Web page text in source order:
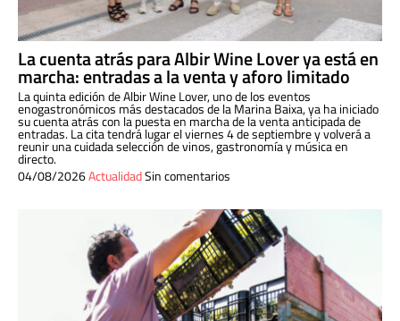
La cuenta atrás para Albir Wine Lover ya está en
marcha: entradas a la venta y aforo limitado
La quinta edición de Albir Wine Lover, uno de los eventos
enogastronómicos más destacados de la Marina Baixa, ya ha iniciado
su cuenta atrás con la puesta en marcha de la venta anticipada de
entradas. La cita tendrá lugar el viernes 4 de septiembre y volverá a
reunir una cuidada selección de vinos, gastronomía y música en
directo.
04/08/2026ActualidadSin comentarios